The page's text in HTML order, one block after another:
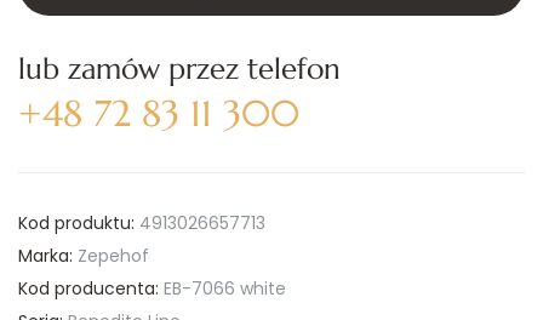
lub zamów przez telefon
+48 72 83 11 300
Kod produktu: 4913026657713
Marka: Zepehof
Kod producenta: EB-7066 white